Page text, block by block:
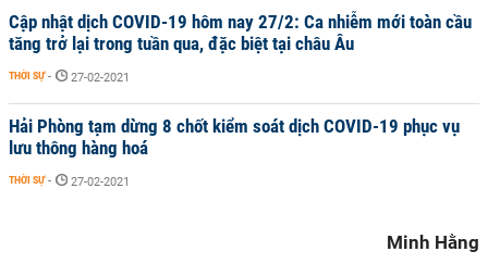
Cập nhật dịch COVID-19 hôm nay 27/2: Ca nhiễm mới toàn cầu
tăng trở lại trong tuần qua, đặc biệt tại châu Âu
THỜI SỰ - 27-02-2021
Hải Phòng tạm dừng 8 chốt kiểm soát dịch COVID-19 phục vụ
lưu thông hàng hoá
THỜI SỰ - 27-02-2021
Minh Hằng